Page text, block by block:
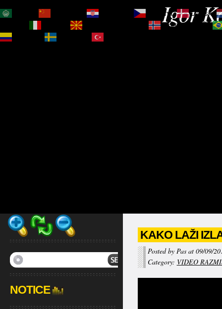
Igor
KAKO LAŽI
Posted by Pas at 09/09/
Category: VIDEO
NOTICE
Čeština‎
Dansk
Norsk bokmål